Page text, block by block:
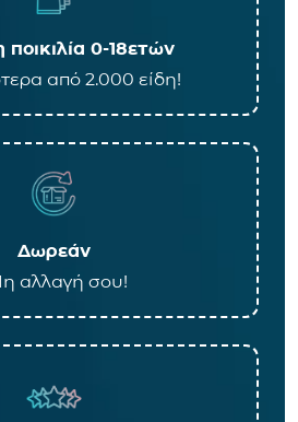
0-18ετών
από 2.000 είδη!
Δωρεάν
αλλαγή σου!